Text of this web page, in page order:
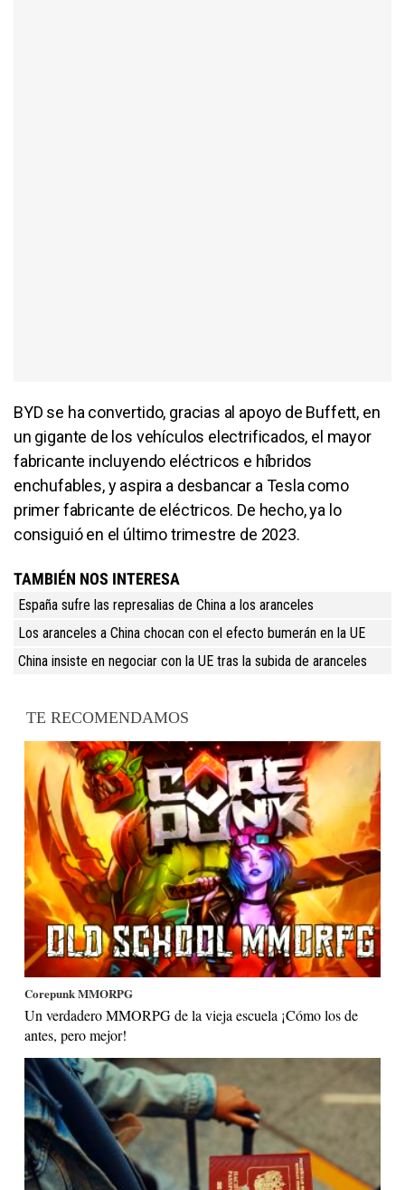
BYD se ha convertido, gracias al apoyo de Buffett, en
un gigante de los vehículos electrificados, el mayor
fabricante incluyendo eléctricos e híbridos
enchufables, y aspira a desbancar a Tesla como
primer fabricante de eléctricos. De hecho, ya lo
consiguió en el último trimestre de 2023.
TAMBIÉN NOS INTERESA
España sufre las represalias de China a los aranceles
Los aranceles a China chocan con el efecto bumerán en la UE
China insiste en negociar con la UE tras la subida de aranceles
TE RECOMENDAMOS
Corepunk MMORPG
Un verdadero MMORPG de la vieja escuela ¡Cómo los de
antes, pero mejor!